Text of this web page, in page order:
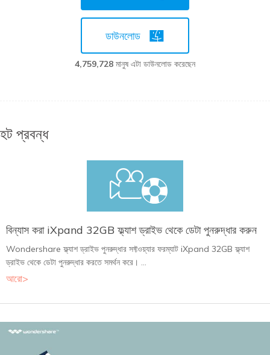
ডাউনলোড
4,759,730 মানুষ এটা ডাউনলোড করেছেন
হট প্রবন্ধ
বিন্যাস করা iXpand 32GB ফ্ল্যাশ ড্রাইভ থেকে ডেটা পুনরুদ্ধার করুন
Wondershare ফ্ল্যাশ ড্রাইভ পুনরুদ্ধার সফ্টওয়্যার ফরম্যাট iXpand 32GB ফ্ল্যাশ
ড্রাইভ থেকে ডেটা পুনরুদ্ধার করতে সমর্থন করে। ...
আরো>